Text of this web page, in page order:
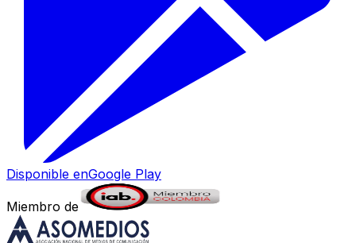
Disponible enGoogle Play
Miembro de